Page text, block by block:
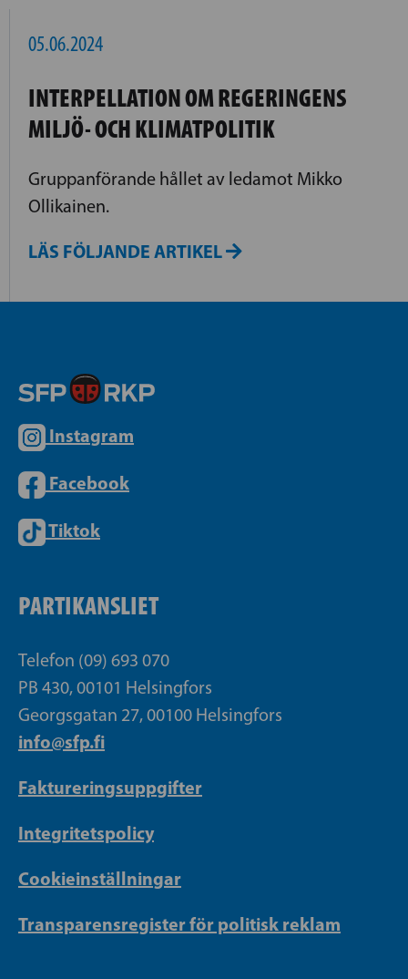
05.06.2024
INTERPELLATION OM REGERINGENS
MILJÖ- OCH KLIMATPOLITIK
Gruppanförande hållet av ledamot Mikko
Ollikainen.
LÄS FÖLJANDE ARTIKEL
Instagram
Facebook
Tiktok
PARTIKANSLIET
Telefon (09) 693 070
PB 430, 00101 Helsingfors
Georgsgatan 27, 00100 Helsingfors
info@sfp.fi
Faktureringsuppgifter
Integritetspolicy
Cookieinställningar
Transparensregister för politisk reklam